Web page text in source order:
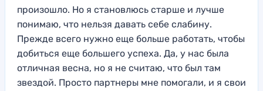
произошло. Но я становлюсь старше и лучше
понимаю, что нельзя давать себе слабину.
Прежде всего нужно еще больше работать, чтобы
добиться еще большего успеха. Да, у нас была
отличная весна, но я не считаю, что был там
звездой. Просто партнеры мне помогали, и я свои